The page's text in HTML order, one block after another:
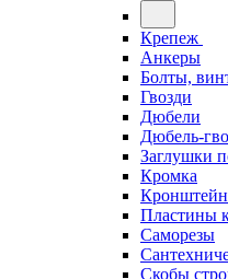
Крепеж
Анкеры
Болты,
Гвозди
Дюбели
Дюбель-
Заглушки
Кромка
Пластины
Саморезы
Скобы